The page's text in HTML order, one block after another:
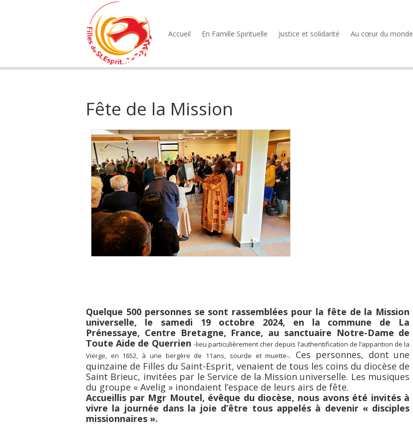
Accueil En Famille Spirituelle Justice et solidarité Au cœur du monde
Fête de la Mission
Quelque 500 personnes se sont rassemblées pour la fête de la Mission
universelle, le samedi 19 octobre 2024, en la commune de La
Prénessaye, Centre Bretagne, France, au sanctuaire Notre-Dame de
Toute Aide de Querrien -lieu particulièrement cher depuis l’authentification de l’apparition de la
Vierge, en 1652, à une bergère de 11ans, sourde et muette-. Ces personnes, dont une
quinzaine de Filles du Saint-Esprit, venaient de tous les coins du diocèse de
Saint Brieuc, invitées par le Service de la Mission universelle. Les musiques
du groupe « Avelig » inondaient l’espace de leurs airs de fête.
Accueillis par Mgr Moutel, évêque du diocèse, nous avons été invités à
vivre la journée dans la joie d’être tous appelés à devenir « disciples
missionnaires ».